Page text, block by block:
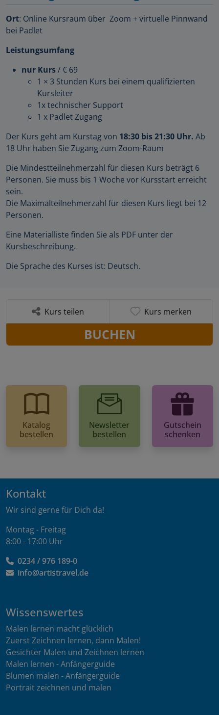
Ort: Online Kursraum über Zoom + virtuelle Pinnwand
bei Padlet
Leistungsumfang
nur Kurs/ € 69
1 × 3 Stunden Kurs bei einem qualifizierten
Kursleiter
1x technischer Support
1 x Padlet Zugang
Der Kurs geht am Kurstag von 18:30 bis 21:30 Uhr. Ab
18 Uhr haben Sie Zugang zum Zoom-Raum
Die Mindestteilnehmerzahl für diesen Kurs beträgt 6
Personen. Sie muss bis 1 Woche vor Kursstart erreicht
sein.
Die Maximalteilnehmerzahl für diesen Kurs liegt bei 12
Personen.
Eine Materialliste finden Sie als PDF unter der
Kursbeschreibung.
Die Sprache des Kurses ist: Deutsch.
Kurs teilen Kurs merken
BUCHEN
Katalog
bestellen
Newsletter
bestellen
Gutschein
schenken
Kontakt
Wir sind gerne für Dich da!
Montag - Freitag
8:00 - 17:00 Uhr
0234 / 976 189-0
info@artistravel.de
Wissenswertes
Malen lernen macht glücklich
Zuerst Zeichnen lernen, dann Malen!
Gesichter Malen und Zeichnen lernen
Malen lernen - Anfängerguide
Blumen malen - Anfängerguide
Portrait zeichnen und malen